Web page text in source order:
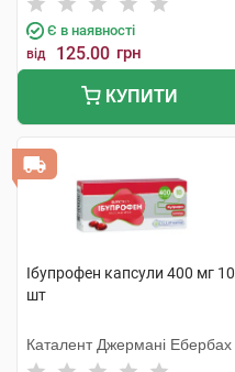
Є в наявності
від 125.00 грн
КУПИТИ
Ібупрофен капсули 400 мг 10
шт
Каталент Джермані Ебербах